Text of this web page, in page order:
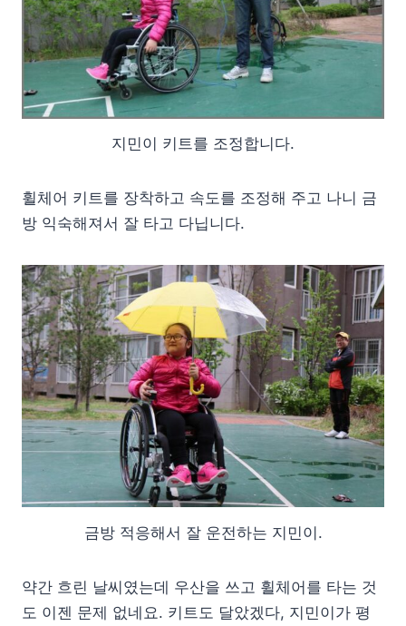
지민이 키트를 조정합니다.
휠체어 키트를 장착하고 속도를 조정해 주고 나니 금
방 익숙해져서 잘 타고 다닙니다.
금방 적응해서 잘 운전하는 지민이.
약간 흐린 날씨였는데 우산을 쓰고 휠체어를 타는 것
도 이젠 문제 없네요. 키트도 달았겠다, 지민이가 평